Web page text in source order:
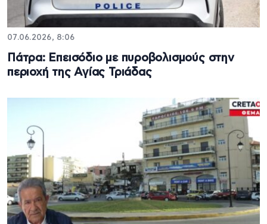
07.06.2026, 8:06
Πάτρα: Επεισόδιο με πυροβολισμούς στην
περιοχή της Αγίας Τριάδας